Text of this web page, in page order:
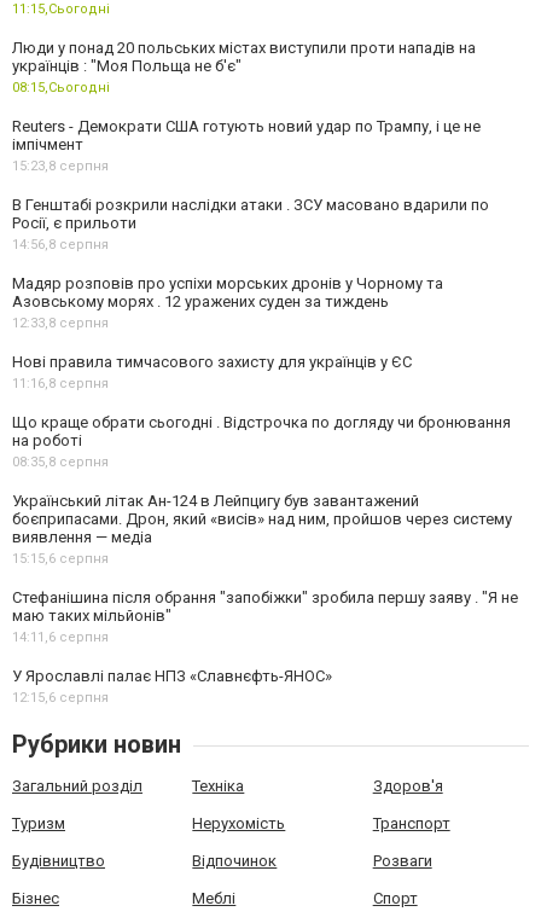
11:15,Сьогодні
Люди у понад 20 польських містах виступили проти нападів на
українців : "Моя Польща не б'є"
08:15,Сьогодні
Reuters - Демократи США готують новий удар по Трампу, і це не
імпічмент
15:23,8 серпня
В Генштабі розкрили наслідки атаки . ЗСУ масовано вдарили по
Росії, є прильоти
14:56,8 серпня
Мадяр розповів про успіхи морських дронів у Чорному та
Азовському морях . 12 уражених суден за тиждень
12:33,8 серпня
Нові правила тимчасового захисту для українців у ЄС
11:16,8 серпня
Що краще обрати сьогодні . Відстрочка по догляду чи бронювання
на роботі
08:35,8 серпня
Український літак Ан-124 в Лейпцигу був завантажений
боєприпасами. Дрон, який «висів» над ним, пройшов через систему
виявлення — медіа
15:15,6 серпня
Стефанішина після обрання "запобіжки" зробила першу заяву . "Я не
маю таких мільйонів"
14:11,6 серпня
У Ярославлі палає НПЗ «Славнєфть-ЯНОС»
12:15,6 серпня
Рубрики новин
Загальний розділ Техніка Здоров'я
Туризм Нерухомість Транспорт
Будівництво Відпочинок Розваги
Бізнес Меблі Спорт